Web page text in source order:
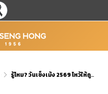
รู้ไหม? วันเช็งเม้ง 2569 ไหว้ให้ถูกต้องทำยังไง